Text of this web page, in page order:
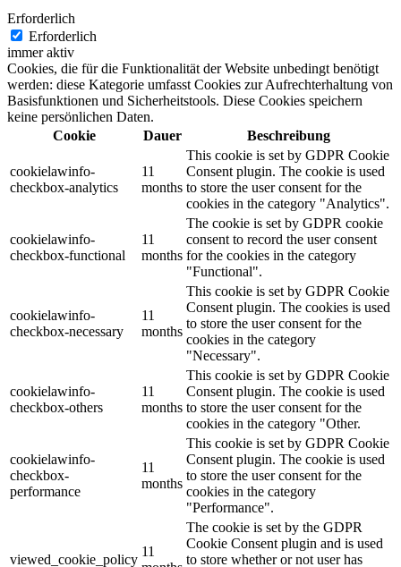
Erforderlich
Erforderlich
immer aktiv
Cookies, die für die Funktionalität der Website unbedingt benötigt
werden: diese Kategorie umfasst Cookies zur Aufrechterhaltung von
Basisfunktionen und Sicherheitstools. Diese Cookies speichern
keine persönlichen Daten.
Cookie
Dauer Beschreibung
cookielawinfo-
checkbox-analytics
11
months
This cookie is set by GDPR Cookie
Consent plugin. The cookie is used
to store the user consent for the
cookies in the category "Analytics".
cookielawinfo-
checkbox-functional
11
months
The cookie is set by GDPR cookie
consent to record the user consent
for the cookies in the category
"Functional".
cookielawinfo-
checkbox-necessary
11
months
This cookie is set by GDPR Cookie
Consent plugin. The cookies is used
to store the user consent for the
cookies in the category
"Necessary".
cookielawinfo-
checkbox-others
11
months
This cookie is set by GDPR Cookie
Consent plugin. The cookie is used
to store the user consent for the
cookies in the category "Other.
cookielawinfo-
checkbox-
performance
11
months
This cookie is set by GDPR Cookie
Consent plugin. The cookie is used
to store the user consent for the
cookies in the category
"Performance".
viewed_cookie_policy
11
The cookie is set by the GDPR
Cookie Consent plugin and is used
to store whether or not user has